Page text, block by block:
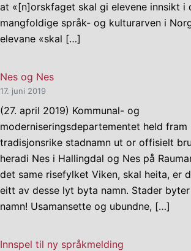
at «[n]orskfaget skal gi elevene innsikt i
mangfoldige språk- og kulturarven i
elevane «skal […]
Nes og Nes
17. juni 2019
(27. april 2019) Kommunal- og
moderniseringsdepartementet held fram
tradisjonsrike stadnamn ut or offisielt
heradi Nes i Hallingdal og Nes på
det same risefylket Viken, skal heita, er
eitt av desse lyt byta namn. Stader
namn! Usamansette og ubundne, […]
Innspel til ny språkmelding